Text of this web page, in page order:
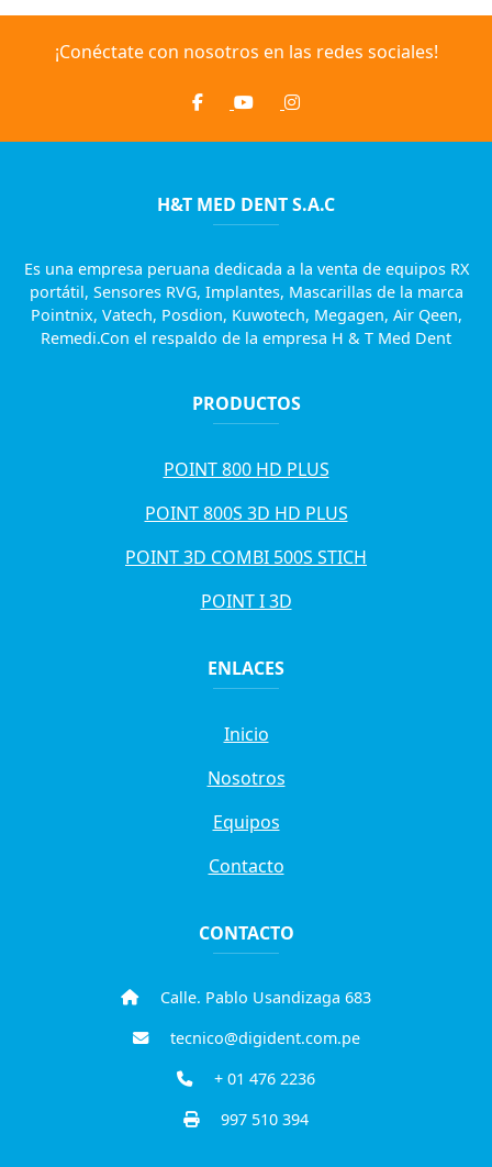
¡Conéctate con nosotros en las redes sociales!
H&T MED DENT S.A.C
Es una empresa peruana dedicada a la venta de equipos RX
portátil, Sensores RVG, Implantes, Mascarillas de la marca
Pointnix, Vatech, Posdion, Kuwotech, Megagen, Air Qeen,
Remedi.Con el respaldo de la empresa H & T Med Dent
PRODUCTOS
POINT 800 HD PLUS
POINT 800S 3D HD PLUS
POINT 3D COMBI 500S STICH
POINT I 3D
ENLACES
Inicio
Nosotros
Equipos
Contacto
CONTACTO
Calle. Pablo Usandizaga 683
tecnico@digident.com.pe
+ 01 476 2236
997 510 394